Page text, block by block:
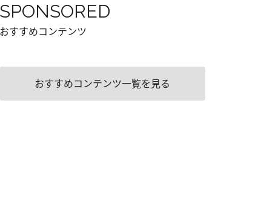
SPONSORED
おすすめコンテンツ
おすすめコンテンツ一覧を見る